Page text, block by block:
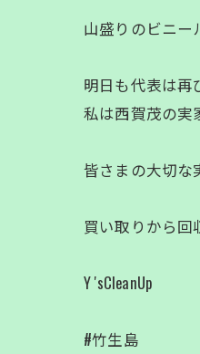
山盛りのビニ
明日も代表は再
私は西賀茂の実
皆さまの大切な
買い取りから
Y 'sCleanUp
#竹生島